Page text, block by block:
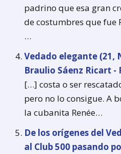
padrino que esa gran
de costumbres que fue
…
Vedado elegante (21,
Braulio Sáenz Ricart -
[…] costa o ser
pero no lo consigue. A
la cubanita Renée…
De los orígenes del
al Club 500 pasando